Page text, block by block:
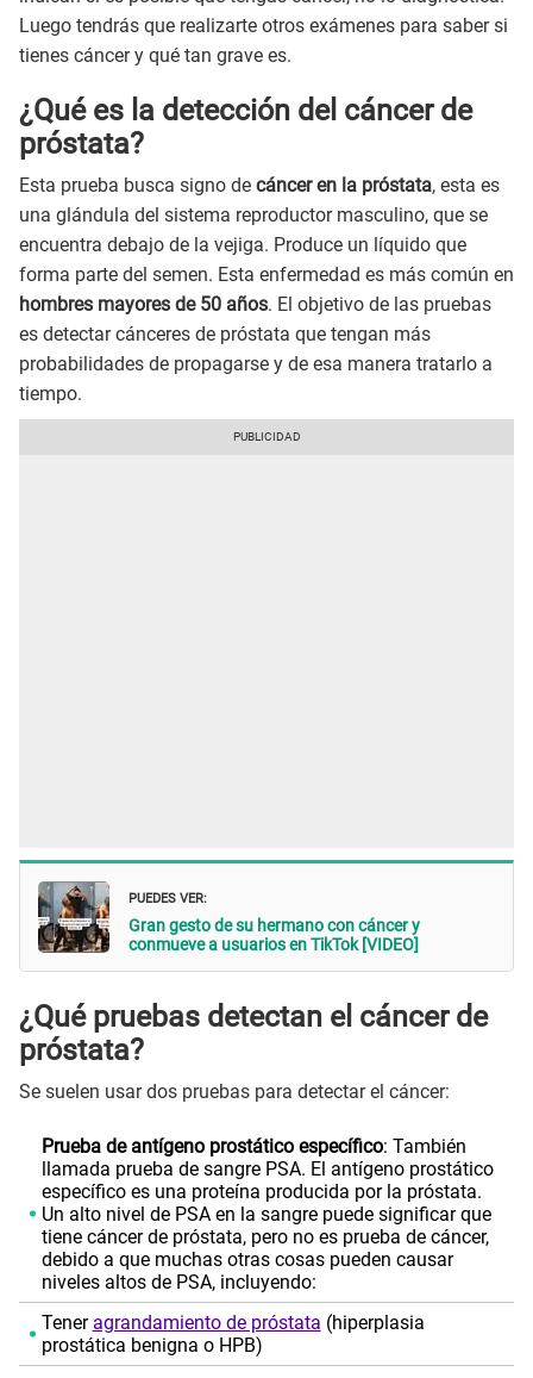
Luego tendrás que realizarte otros exámenes para saber si
tienes cáncer y qué tan grave es.
¿Qué es la detección del cáncer de
próstata?
Esta prueba busca signo de cáncer en la próstata, esta es
una glándula del sistema reproductor masculino, que se
encuentra debajo de la vejiga. Produce un líquido que
forma parte del semen. Esta enfermedad es más común en
hombres mayores de 50 años. El objetivo de las pruebas
es detectar cánceres de próstata que tengan más
probabilidades de propagarse y de esa manera tratarlo a
tiempo.
PUEDES VER:
Gran gesto de su hermano con cáncer y
conmueve a usuarios en TikTok [VIDEO]
¿Qué pruebas detectan el cáncer de
próstata?
Se suelen usar dos pruebas para detectar el cáncer:
Prueba de antígeno prostático específico: También
llamada prueba de sangre PSA. El antígeno prostático
específico es una proteína producida por la próstata.
Un alto nivel de PSA en la sangre puede significar que
tiene cáncer de próstata, pero no es prueba de cáncer,
debido a que muchas otras cosas pueden causar
niveles altos de PSA, incluyendo:
Tener agrandamiento de próstata (hiperplasia
prostática benigna o HPB)